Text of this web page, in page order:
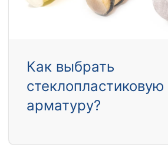
Как выбрать
стеклопластиковую
арматуру?